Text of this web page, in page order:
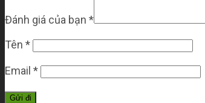
Đánh giá của bạn *
Tên *
Email *